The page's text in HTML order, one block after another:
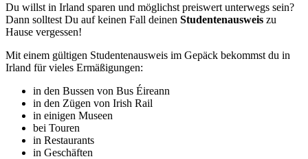
Du willst in Irland sparen und möglichst preiswert unterwegs sein?
Dann solltest Du auf keinen Fall deinen Studentenausweis zu
Hause vergessen!
Mit einem gültigen Studentenausweis im Gepäck bekommst du in
Irland für vieles Ermäßigungen:
in den Bussen von Bus Éireann
in den Zügen von Irish Rail
in einigen Museen
bei Touren
in Restaurants
in Geschäften